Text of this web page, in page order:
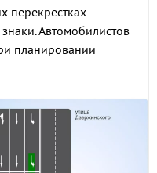
перекрестках
Автомобилистов
планировании